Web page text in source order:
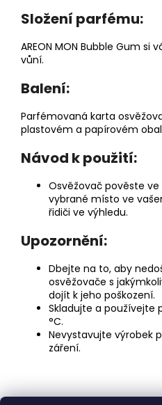
Složení parfému:
AREON MON Bubble Gum si
vůní.
Balení:
Parfémovaná karta
plastovém a papírovém
Návod k použití:
Osvěžovač pověste
vybrané místo ve
řidiči ve výhledu.
Upozornění:
Dbejte na to, aby
osvěžovače s
dojít k jeho poškození.
Skladujte a používejte
°C.
Nevystavujte výrobek
záření.